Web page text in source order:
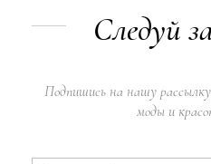
Следуй
Подпишись на нашу
моды и